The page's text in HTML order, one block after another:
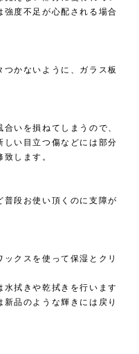
度不足が心配される場合
かないように、ガラス板
いを損ねてしまうので、
い目立つ傷などには部分
します。
段お使い頂くのに支障が
クスを使って保湿とクリ
拭きや乾拭きを行います
品のような輝きには戻り